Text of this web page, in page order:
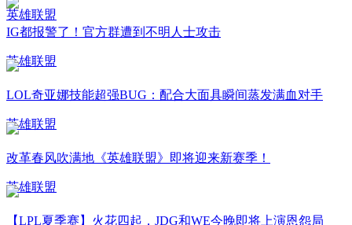
英雄联盟
IG都报警了！官方群遭到不明人士攻击
英雄联盟
LOL奇亚娜技能超强BUG：配合大面具瞬间蒸发满血对手
英雄联盟
改革春风吹满地《英雄联盟》即将迎来新赛季！
英雄联盟
【LPL夏季赛】火花四起，JDG和WE今晚即将上演恩怨局